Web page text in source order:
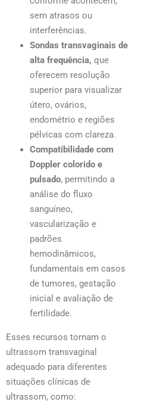
sem atrasos ou
interferências.
Sondas transvaginais de
alta frequência, que
oferecem resolução
superior para visualizar
útero, ovários,
endométrio e regiões
pélvicas com clareza.
Compatibilidade com
Doppler colorido e
pulsado, permitindo a
análise do fluxo
sanguíneo,
vascularização e
padrões
hemodinâmicos,
fundamentais em casos
de tumores, gestação
inicial e avaliação de
fertilidade.
Esses recursos tornam o
ultrassom transvaginal
adequado para diferentes
situações clínicas de
ultrassom, como: